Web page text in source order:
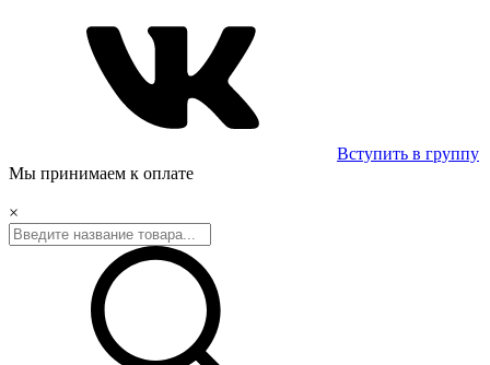
Вступить в группу
Мы принимаем к оплате
×